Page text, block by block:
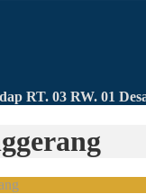
RT. 03 RW. 01